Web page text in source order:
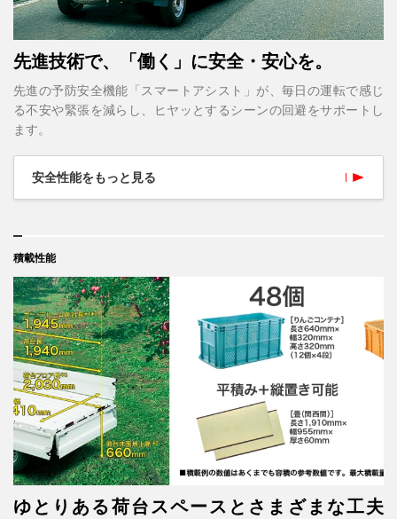
先進技術で、「働く」に安全・安心を。
先進の予防安全機能「スマートアシスト」が、毎日の運転で感じ
る不安や緊張を減らし、ヒヤッとするシーンの回避をサポートし
ます。
安全性能をもっと見る
積載性能
ゆとりある荷台スペースとさまざまな工夫